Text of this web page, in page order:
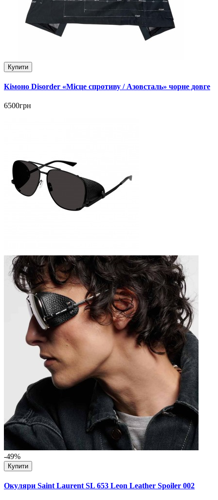
Купити
Кімоно Disorder «Місце спротиву / Азовсталь» чорне довге
6500грн
-49%
Купити
Окуляри Saint Laurent SL 653 Leon Leather Spoiler 002